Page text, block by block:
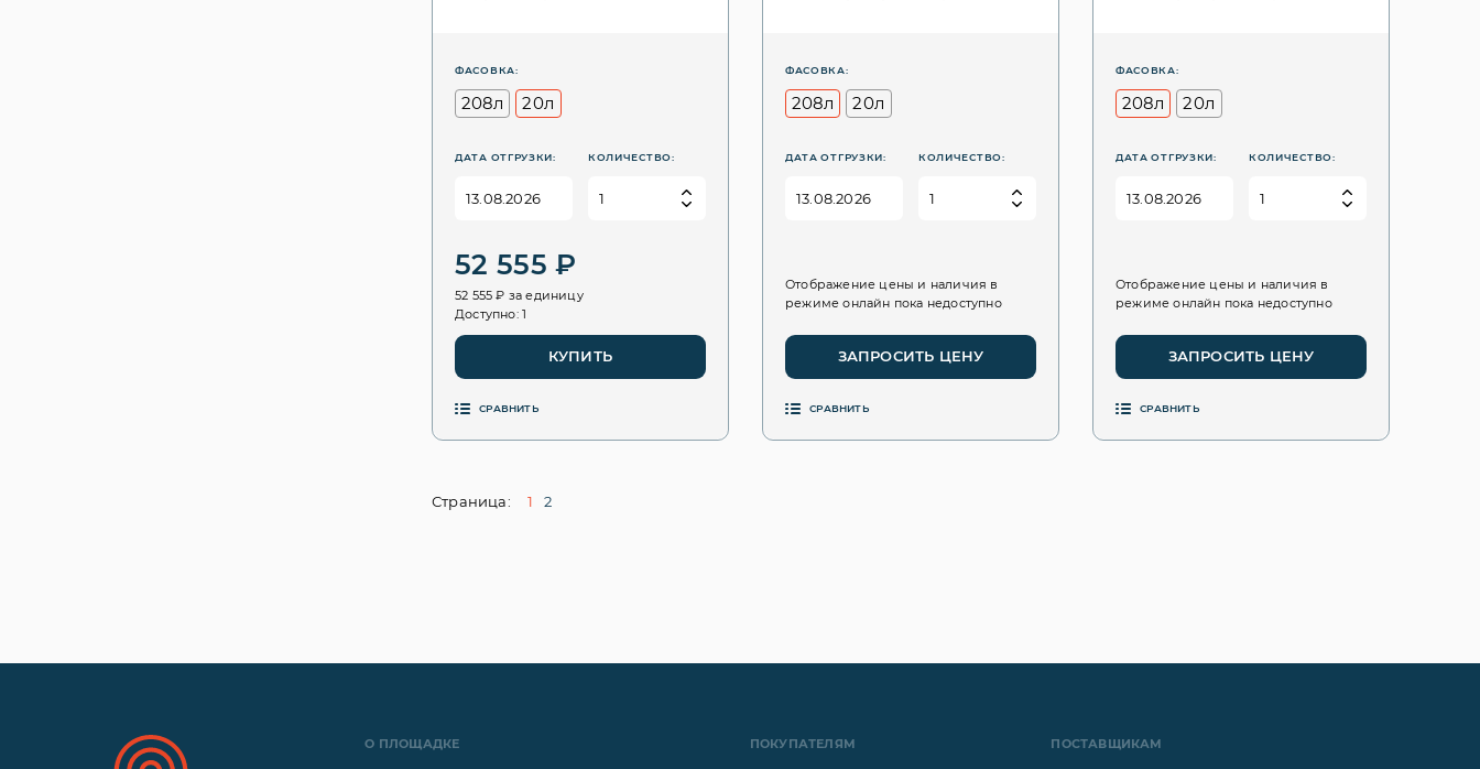
ФАСОВКА:
208л 20л
ДАТА ОТГРУЗКИ: КОЛИЧЕСТВО:
52 555 ₽
52 555 ₽ за единицу
Доступно: 1
КУПИТЬ
СРАВНИТЬ
ФАСОВКА:
208л 20л
ДАТА ОТГРУЗКИ: КОЛИЧЕСТВО:
Отображение цены и наличия в
режиме онлайн пока недоступно
ЗАПРОСИТЬ ЦЕНУ
СРАВНИТЬ
ФАСОВКА:
208л 20л
ДАТА ОТГРУЗКИ: КОЛИЧЕСТВО:
Отображение цены и наличия в
режиме онлайн пока недоступно
ЗАПРОСИТЬ ЦЕНУ
СРАВНИТЬ
Страница: 1 2
О ПЛОЩАДКЕ ПОКУПАТЕЛЯМ ПОСТАВЩИКАМ